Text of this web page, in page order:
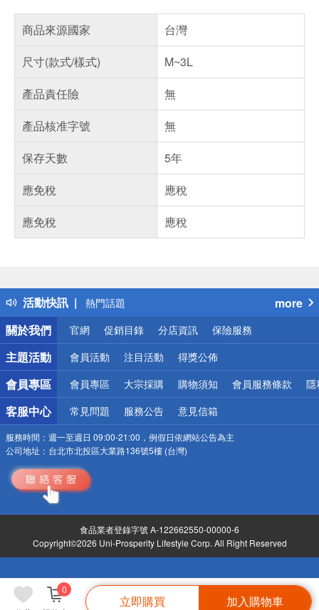
0
立即購買 加入購物車
商品來源國家
台灣
尺寸(款式/樣式)
M~3L
產品責任險
無
產品核准字號
無
保存天數
5年
應免稅
應稅
應免稅
應稅
活動快訊
得獎公告
熱門話題
銀行優惠
偏遠地區配送
詐騙網頁！請小心！
more
關於我們
官網 促銷目錄 分店資訊 保險服務
主題活動 會員活動 注目活動 得獎公佈
會員專區 會員專區 大宗採購 購物須知 會員服務條款 隱
客服中心 常見問題 服務公告 意見信箱
服務時間： 週一至週日 09:00-21:00，例假日依網站公告為主
公司地址： 台北市北投區大業路136號5樓 (台灣)
食品業者登錄字號 A-122662550-00000-6
Copyright©2026 Uni-Prosperity Lifestyle Corp. All Right Reserved